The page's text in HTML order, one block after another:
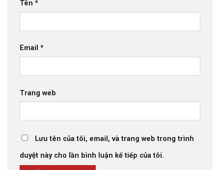
Tên *
Email *
Trang web
Lưu tên của tôi, email, và trang web trong trình
duyệt này cho lần bình luận kế tiếp của tôi.